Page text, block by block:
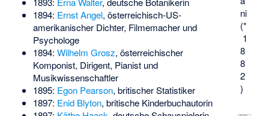
ni
(*
1
8
8
2
)
1894: Ernst Angel, österreichisch-US-
amerikanischer Dichter, Filmemacher und
Psychologe
1894: Wilhelm Grosz, österreichischer
Komponist, Dirigent, Pianist und
Musikwissenschaftler
1895: Egon Pearson, britischer Statistiker
1897: Enid Blyton, britische Kinderbuchautorin